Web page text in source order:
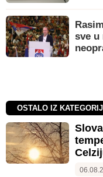
sve u
OSTALO IZ